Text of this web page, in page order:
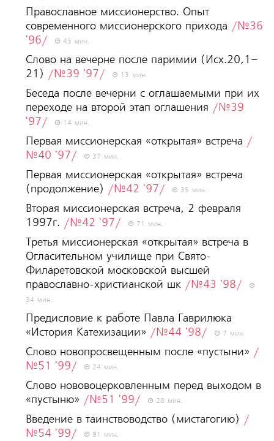
Православное миссионерство. Опыт
современного миссионерского прихода /№36
'96/
43 мин.
Слово на вечерне после паримии (Исх.20,1–
21) /№39 '97/ 13 мин.
Беседа после вечерни с оглашаемыми при их
переходе на второй этап оглашения /№39
'97/
14 мин.
Первая миссионерская «открытая» встреча /
№40 '97/
37 мин.
Первая миссионерская «открытая» встреча
(продолжение) /№42 '97/ 35 мин.
Вторая миссионерская встреча, 2 февраля
1997г. /№42 '97/ 71 мин.
Третья миссионерская «открытая» встреча в
Огласительном училище при Свято-
Филаретовской московской высшей
православно-христианской шк /№43 '98/
34 мин.
Предисловие к работе Павла Гаврилюка
«История Катехизации» /№44 '98/ 7 мин.
Слово новопросвещенным после «пустыни» /
№51 '99/
24 мин.
Слово нововоцерковленным перед выходом в
«пустыню» /№51 '99/ 28 мин.
Введение в таинствоводство (мистагогию) /
№54 '99/
91 мин.